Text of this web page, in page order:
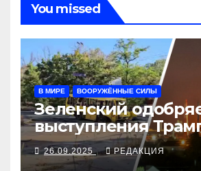
You missed
В МИРЕ ВООРУЖЁННЫЕ СИЛЫ
Зеленский
выступления
закрыли
рубеж
26.09.2025 РЕДАКЦИЯ